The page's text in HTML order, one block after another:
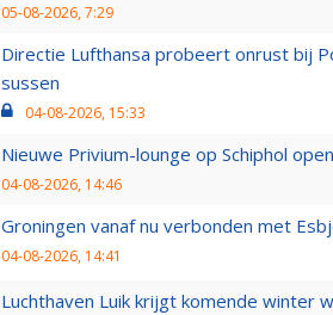
05-08-2026, 7:29
Directie Lufthansa probeert onrust bij
sussen
04-08-2026, 15:33
Nieuwe Privium-lounge op Schiphol
04-08-2026, 14:46
Groningen vanaf nu verbonden met
04-08-2026, 14:41
Luchthaven Luik krijgt komende winter